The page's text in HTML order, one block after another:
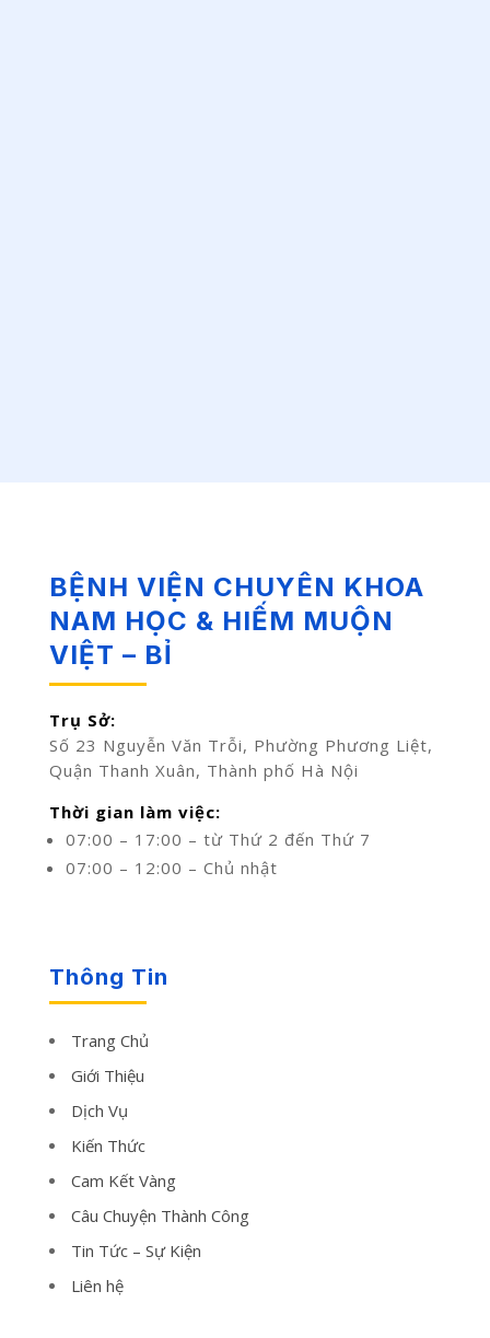
BỆNH VIỆN CHUYÊN KHOA
NAM HỌC & HIẾM MUỘN
VIỆT – BỈ
Trụ Sở:
Số 23 Nguyễn Văn Trỗi, Phường Phương Liệt,
Quận Thanh Xuân, Thành phố Hà Nội
Thời gian làm việc:
07:00 – 17:00 – từ Thứ 2 đến Thứ 7
07:00 – 12:00 – Chủ nhật
Thông Tin
Trang Chủ
Giới Thiệu
Dịch Vụ
Kiến Thức
Cam Kết Vàng
Câu Chuyện Thành Công
Tin Tức – Sự Kiện
Liên hệ